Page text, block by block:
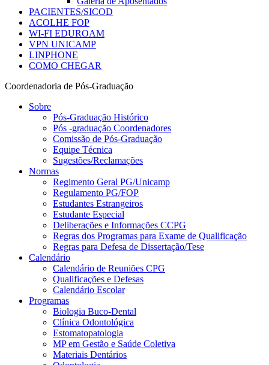
PACIENTES/SICOD
ACOLHE FOP
WI-FI EDUROAM
VPN UNICAMP
LINPHONE
COMO CHEGAR
Coordenadoria de Pós-Graduação
Sobre
Pós-Graduação Histórico
Pós -graduação Coordenadores
Comissão de Pós-Graduação
Equipe Técnica
Sugestões/Reclamações
Normas
Regimento Geral PG/Unicamp
Regulamento PG/FOP
Estudantes Estrangeiros
Estudante Especial
Deliberações e Informações CCPG
Regras dos Programas para Exame de Qualificação
Regras para Defesa de Dissertação/Tese
Calendário
Calendário de Reuniões CPG
Qualificações e Defesas
Calendário Escolar
Programas
Biologia Buco-Dental
Clínica Odontológica
Estomatopatologia
MP em Gestão e Saúde Coletiva
Materiais Dentários